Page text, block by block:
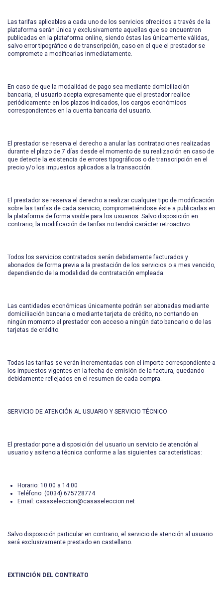
Las tarifas aplicables a cada uno de los servicios ofrecidos a través de la
plataforma serán única y exclusivamente aquellas que se encuentren
publicadas en la plataforma online, siendo éstas las únicamente válidas,
salvo error tipográfico o de transcripción, caso en el que el prestador se
compromete a modificarlas inmediatamente.
En caso de que la modalidad de pago sea mediante domiciliación
bancaria, el usuario acepta expresamente que el prestador realice
periódicamente en los plazos indicados, los cargos económicos
correspondientes en la cuenta bancaria del usuario.
El prestador se reserva el derecho a anular las contrataciones realizadas
durante el plazo de 7 días desde el momento de su realización en caso de
que detecte la existencia de errores tipográficos o de transcripción en el
precio y/o los impuestos aplicados a la transacción.
El prestador se reserva el derecho a realizar cualquier tipo de modificación
sobre las tarifas de cada servicio, comprometiéndose éste a publicarlas en
la plataforma de forma visible para los usuarios. Salvo disposición en
contrario, la modificación de tarifas no tendrá carácter retroactivo.
Todos los servicios contratados serán debidamente facturados y
abonados de forma previa a la prestación de los servicios o a mes vencido,
dependiendo de la modalidad de contratación empleada.
Las cantidades económicas únicamente podrán ser abonadas mediante
domiciliación bancaria o mediante tarjeta de crédito, no contando en
ningún momento el prestador con acceso a ningún dato bancario o de las
tarjetas de crédito.
Todas las tarifas se verán incrementadas con el importe correspondiente a
los impuestos vigentes en la fecha de emisión de la factura, quedando
debidamente reflejados en el resumen de cada compra.
SERVICIO DE ATENCIÓN AL USUARIO Y SERVICIO TÉCNICO
El prestador pone a disposición del usuario un servicio de atención al
usuario y asitencia técnica conforme a las siguientes características:
Horario: 10:00 a 14:00
Teléfono: (0034) 675728774
Email: casaseleccion@casaseleccion.net
Salvo disposición particular en contrario, el servicio de atención al usuario
será exclusivamente prestado en castellano.
EXTINCIÓN DEL CONTRATO